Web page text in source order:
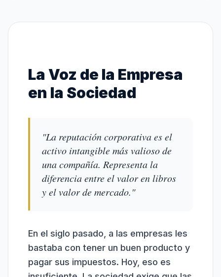
La Voz de la Empresa
en la Sociedad
"La reputación corporativa es el
activo intangible más valioso de
una compañía. Representa la
diferencia entre el valor en libros
y el valor de mercado."
En el siglo pasado, a las empresas les
bastaba con tener un buen producto y
pagar sus impuestos. Hoy, eso es